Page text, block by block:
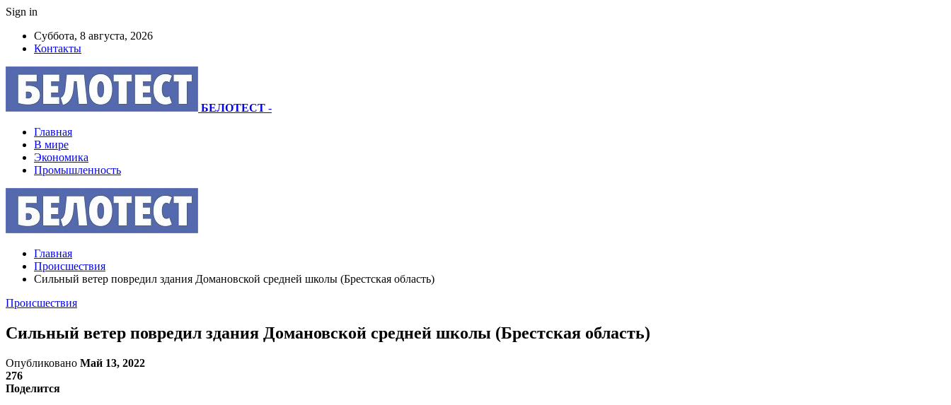
Sign in
Суббота, 8 августа, 2026
Контакты
БЕЛОТЕСТ -
Главная
В мире
Экономика
Промышленность
Главная
Происшествия
Сильный ветер повредил здания Домановской средней школы (Брестская область)
Происшествия
Сильный ветер повредил здания Домановской средней школы (Брестская область)
Опубликовано Май 13, 2022
276
Поделится